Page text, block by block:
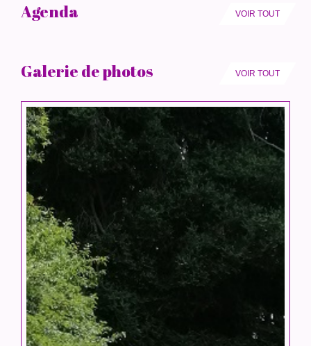
Agenda VOIR TOUT
Galerie de photos VOIR TOUT